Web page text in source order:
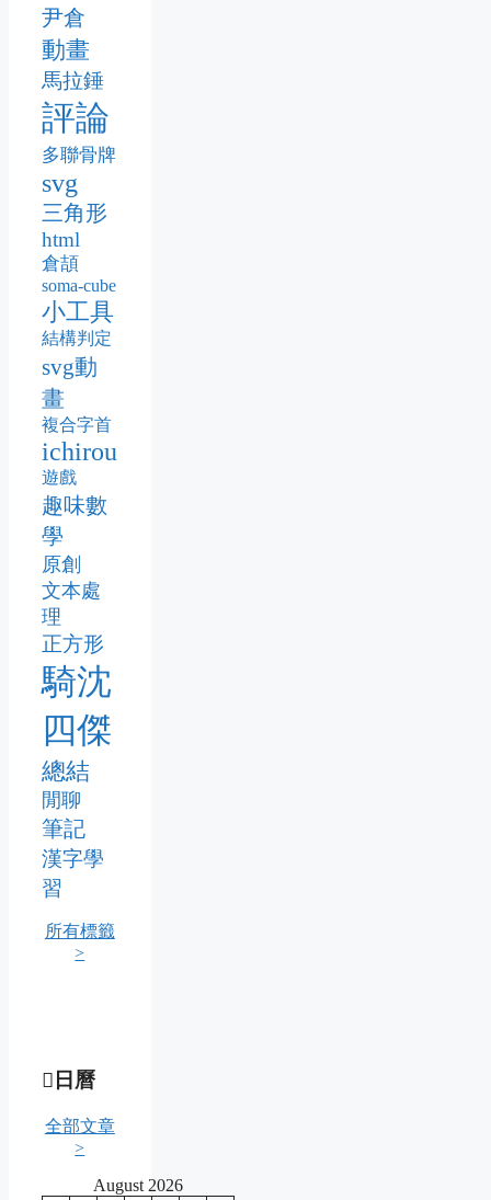
尹倉
動畫
馬拉錘
評論
多聯骨牌
svg
三角形
html
倉頡
soma-cube
小工具
結構判定
svg動
畫
複合字首
ichirou
遊戲
趣味數
學
原創
文本處
理
正方形
騎沈
四傑
總結
閒聊
筆記
漢字學
習
所有標籤
>
日曆
全部文章
>
August 2026